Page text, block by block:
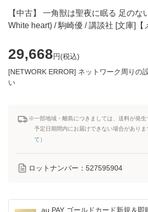
【中古】 一角獣は聖夜に眠る 足のな
White heart) / 駒崎優 / 講談社 [文庫]【
29,668円(税込)
[NETWORK ERROR] ネットワーク周りの
い
※一部地域・離島につきましては、送料が発生
予定日期間内にお届けできない場合がありま
て ）
ロットナンバー： 527595904
au PAY ゴールドカード新規＆即